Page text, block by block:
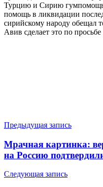
Турцию и Сирию
помощь в ликвидации
сирийскому народу обещал
Авив сделает это по
Навигация
по
записям
Предыдущая запись
Мрачная картинка:
на Россию
Следующая запись